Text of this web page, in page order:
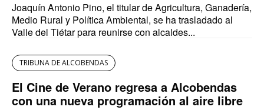
Joaquín Antonio Pino, el titular de Agricultura, Ganadería,
Medio Rural y Política Ambiental, se ha trasladado al
Valle del Tiétar para reunirse con alcaldes...
TRIBUNA DE ALCOBENDAS
El Cine de Verano regresa a Alcobendas
con una nueva programación al aire libre